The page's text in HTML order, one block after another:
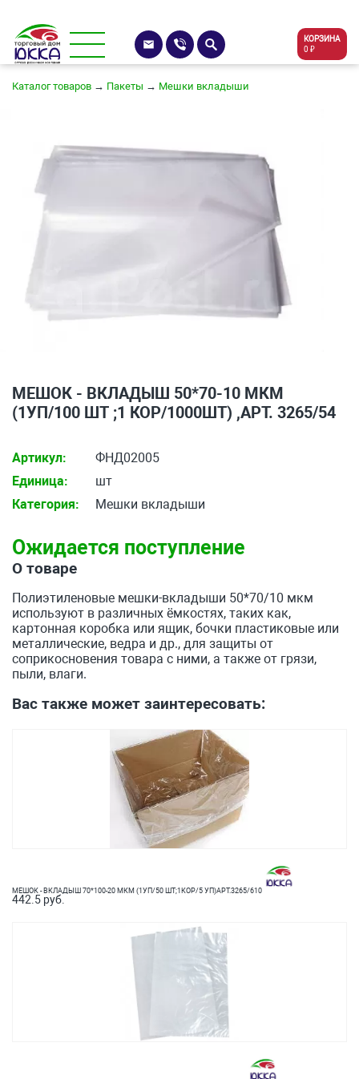
КОРЗИНА
0 ₽
Каталог товаров → Пакеты → Мешки вкладыши
МЕШОК - ВКЛАДЫШ 50*70-10 МКМ
(1УП/100 ШТ ;1 КОР/1000ШТ) ,АРТ. 3265/54
Артикул:
ФНД02005
Единица:
шт
Категория:
Мешки вкладыши
Ожидается поступление
О товаре
Полиэтиленовые мешки-вкладыши 50*70/10 мкм
используют в различных ёмкостях, таких как,
картонная коробка или ящик, бочки пластиковые или
металлические, ведра и др., для защиты от
соприкосновения товара с ними, а также от грязи,
пыли, влаги.
Вас также может заинтересовать:
МЕШОК - ВКЛАДЫШ 70*100-20 МКМ (1УП/50 ШТ;1КОР/5 УП)АРТ.3265/610
442.5 руб.